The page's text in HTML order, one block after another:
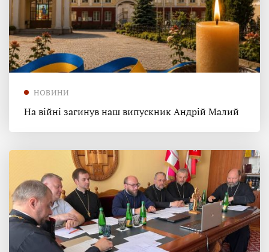
НОВИНИ
На війні загинув наш випускник Андрій Малий